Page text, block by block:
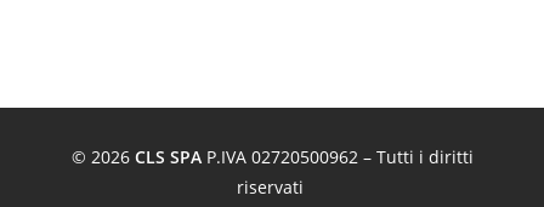
© 2026 CLS SPA P.IVA 02720500962 – Tutti i diritti
riservati